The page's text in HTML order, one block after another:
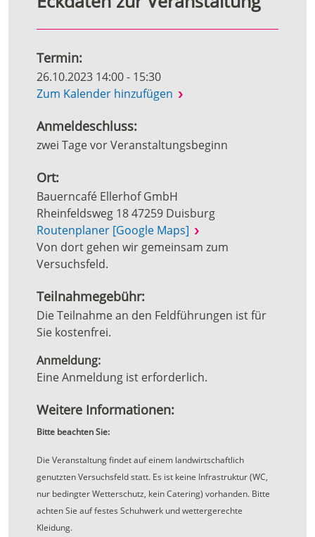
Termin:
26.10.2023 14:00 - 15:30
Zum Kalender hinzufügen
Anmeldeschluss:
zwei Tage vor Veranstaltungsbeginn
Ort:
Bauerncafé Ellerhof GmbH
Rheinfeldsweg 18 47259 Duisburg
Routenplaner [Google Maps]
Von dort gehen wir gemeinsam zum
Versuchsfeld.
Teilnahmegebühr:
Die Teilnahme an den Feldführungen ist für
Sie kostenfrei.
Anmeldung:
Eine Anmeldung ist erforderlich.
Weitere Informationen:
Bitte beachten Sie:
Die Veranstaltung findet auf einem landwirtschaftlich
genutzten Versuchsfeld statt. Es ist keine Infrastruktur (WC,
nur bedingter Wetterschutz, kein Catering) vorhanden. Bitte
achten Sie auf festes Schuhwerk und wettergerechte
Kleidung.